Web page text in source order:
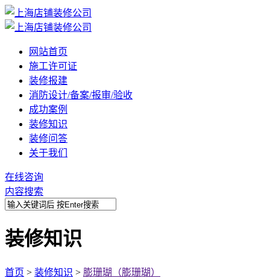
网站首页
施工许可证
装修报建
消防设计/备案/报审/验收
成功案例
装修知识
装修问答
关于我们
在线咨询
内容搜索
装修知识
首页 > 装修知识 > 膨珊瑚（膨珊瑚）